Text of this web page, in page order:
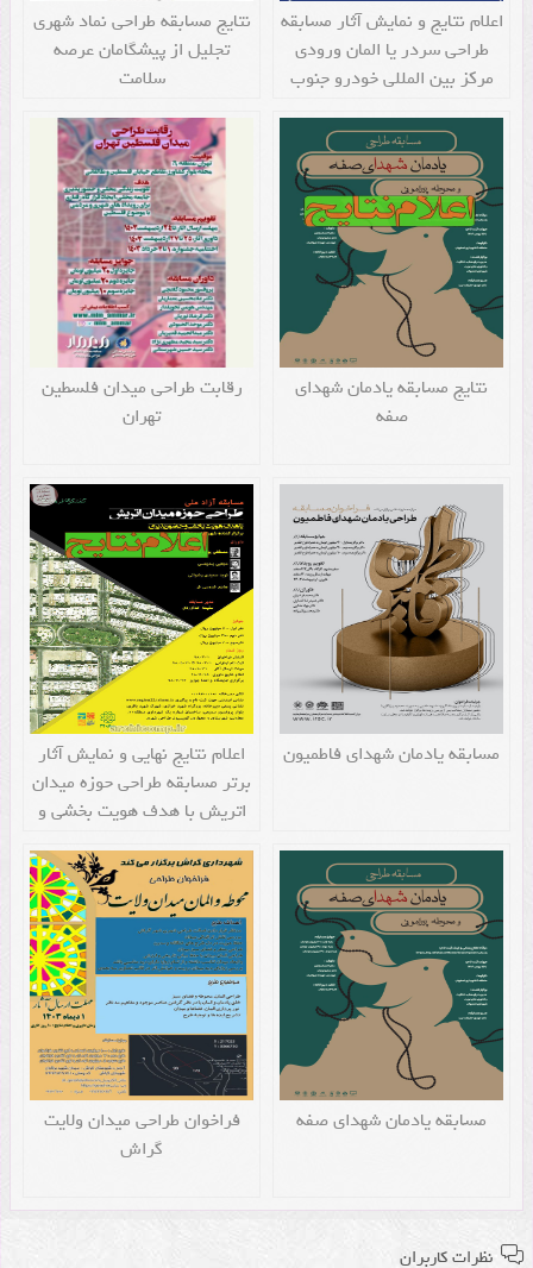
اعلام نتایج و نمایش آثار مسابقه
طراحی سردر یا المان ورودی
مرکز بین المللی خودرو جنوب
نتایج مسابقه طراحی نماد شهری
تجلیل از پیشگامان عرصه
سلامت
نتایج مسابقه یادمان شهدای
صفه
رقابت طراحی میدان فلسطین
تهران
مسابقه یادمان شهدای فاطمیون
اعلام نتایج نهایی و نمایش آثار
برتر مسابقه طراحی حوزه میدان
اتریش با هدف هویت بخشی و
مسابقه یادمان شهدای صفه
فراخوان طراحی میدان ولایت
گراش
نظرات کاربران